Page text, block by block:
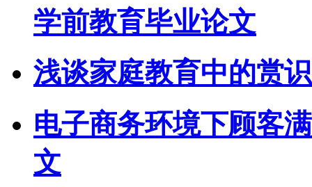
学前教育毕业论文
浅谈家庭教育中的赏
电子商务环境下顾客
文